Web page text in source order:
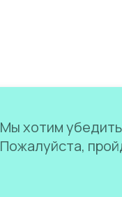
Мы хотим
Пожалуйста,